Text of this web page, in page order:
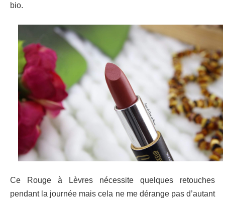
bio.
Ce Rouge à Lèvres nécessite quelques retouches
pendant la journée mais cela ne me dérange pas d’autant